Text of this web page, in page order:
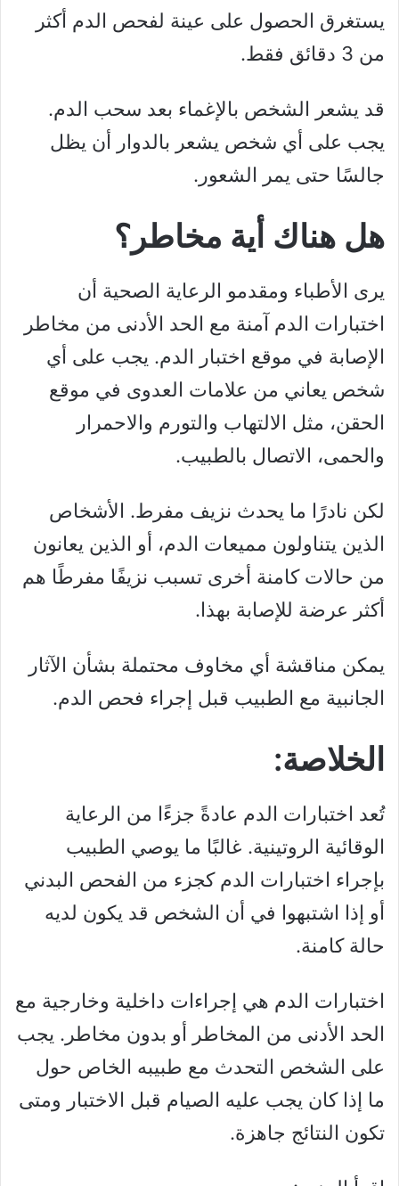
يستغرق الحصول على عينة لفحص الدم أكثر
من 3 دقائق فقط.
قد يشعر الشخص بالإغماء بعد سحب الدم.
يجب على أي شخص يشعر بالدوار أن يظل
جالسًا حتى يمر الشعور.
هل هناك أية مخاطر؟
يرى الأطباء ومقدمو الرعاية الصحية أن
اختبارات الدم آمنة مع الحد الأدنى من مخاطر
الإصابة في موقع اختبار الدم. يجب على أي
شخص يعاني من علامات العدوى في موقع
الحقن، مثل الالتهاب والتورم والاحمرار
والحمى، الاتصال بالطبيب.
لكن نادرًا ما يحدث نزيف مفرط. الأشخاص
الذين يتناولون مميعات الدم، أو الذين يعانون
من حالات كامنة أخرى تسبب نزيفًا مفرطًا هم
أكثر عرضة للإصابة بهذا.
يمكن مناقشة أي مخاوف محتملة بشأن الآثار
الجانبية مع الطبيب قبل إجراء فحص الدم.
الخلاصة:
تُعد اختبارات الدم عادةً جزءًا من الرعاية
الوقائية الروتينية. غالبًا ما يوصي الطبيب
بإجراء اختبارات الدم كجزء من الفحص البدني
أو إذا اشتبهوا في أن الشخص قد يكون لديه
حالة كامنة.
اختبارات الدم هي إجراءات داخلية وخارجية مع
الحد الأدنى من المخاطر أو بدون مخاطر. يجب
على الشخص التحدث مع طبيبه الخاص حول
ما إذا كان يجب عليه الصيام قبل الاختبار ومتى
تكون النتائج جاهزة.